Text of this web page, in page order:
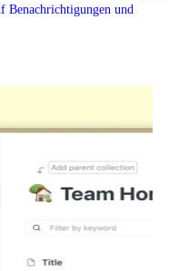
Benachrichtigungen und